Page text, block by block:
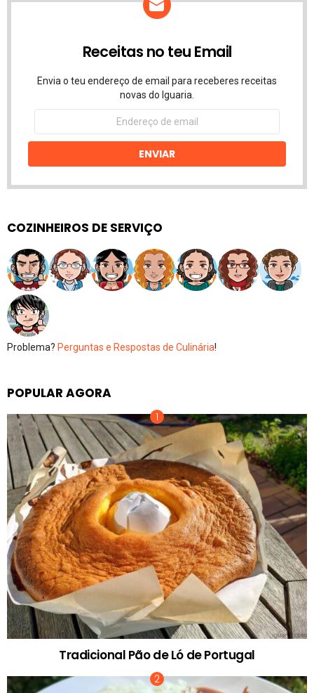
Receitas no teu Email
Envia o teu endereço de email para receberes receitas
novas do Iguaria.
Endereço
email
ENVIAR
COZINHEIROS DE SERVIÇO
Problema? Perguntas e Respostas de Culinária!
POPULAR AGORA
Tradicional Pão de Ló de Portugal